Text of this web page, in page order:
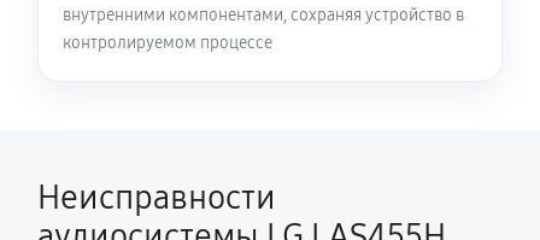
внутренними компонентами, сохраняя устройство в
контролируемом процессе
Неисправности